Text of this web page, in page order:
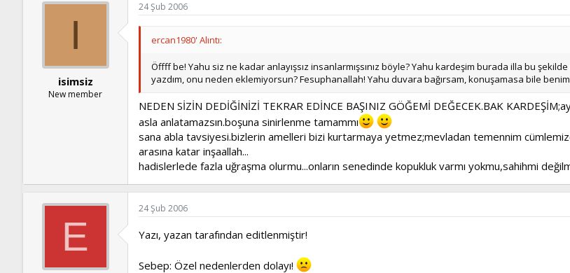
I
isimsiz
New member
24 Şub 2006
ercan1980' Alıntı:
Öffff be! Yahu siz ne kadar anlayışsız insanlarmışsınız böyle? Yahu kardeşim burada illa bu
yazdım, onu neden eklemiyorsun? Fesuphanallah! Yahu duvara bağırsam, konuşamasa bile
NEDEN SİZİN DEDİĞİNİZİ TEKRAR EDİNCE BAŞINIZ GÖĞEMİ DEĞECEK.BAK
asla anlatamazsın.boşuna sinirlenme tamammı
sana abla tavsiyesi.bizlerin amelleri bizi kurtarmaya yetmez;mevladan temennim
arasına katar inşaallah...
hadislerlede fazla uğraşma olurmu...onların senedinde kopukluk varmı yokmu,sahihmi
E
24 Şub 2006
Yazı, yazan tarafından editlenmiştir!
Sebep: Özel nedenlerden dolayı!